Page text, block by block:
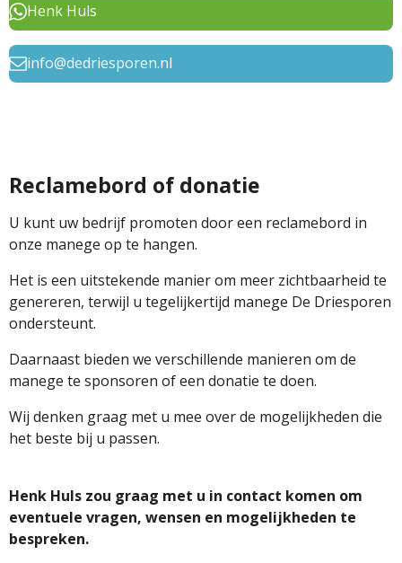
Henk Huls
info@dedriesporen.nl
Reclamebord of donatie
U kunt uw bedrijf promoten door een reclamebord in
onze manege op te hangen.
Het is een uitstekende manier om meer zichtbaarheid te
genereren, terwijl u tegelijkertijd manege De Driesporen
ondersteunt.
Daarnaast bieden we verschillende manieren om de
manege te sponsoren of een donatie te doen.
Wij denken graag met u mee over de mogelijkheden die
het beste bij u passen.
Henk Huls zou graag met u in contact komen om
eventuele vragen, wensen en mogelijkheden te
bespreken.